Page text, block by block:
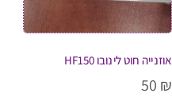
אוזנייה חוט לינובו HF150
50 ₪